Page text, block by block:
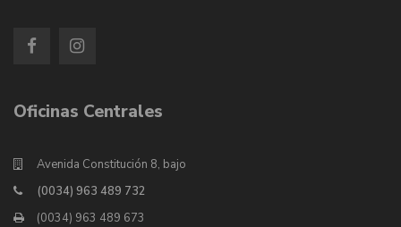
Oficinas Centrales
Avenida Constitución 8, bajo
(0034) 963 489 732
(0034) 963 489 673